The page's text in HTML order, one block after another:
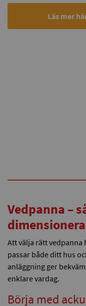
Läs mer
Vedpanna –
Att välja rätt
passar både ditt hus
anläggning ger
enklare vardag.
Börja med